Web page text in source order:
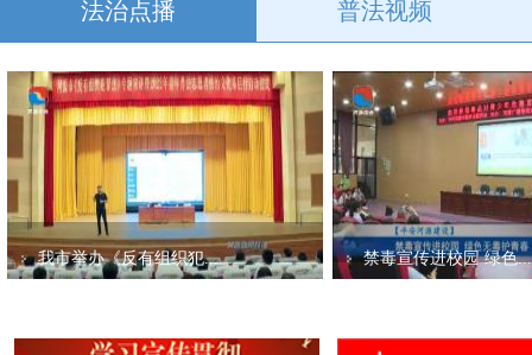
法治点播 普法视频
我市举办《反有组织犯... 禁毒宣传进校园 绿色...